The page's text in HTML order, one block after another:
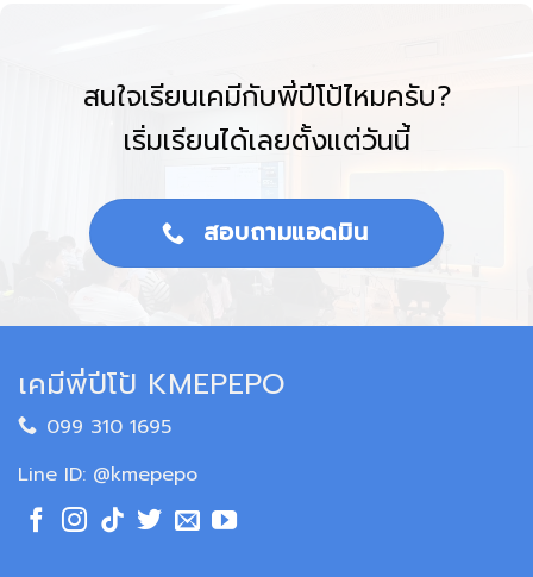
สนใจเรียนเคมีกับพี่ปีโป้ไหมครับ?
เริ่มเรียนได้เลยตั้งแต่วันนี้
สอบถามแอดมิน
เคมีพี่ปีโป้ KMEPEPO
099 310 1695
Line ID: @kmepepo